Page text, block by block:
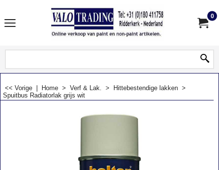
0
<< Vorige Home > Verf & Lak. > Hittebestendige lakken >
Spuitbus Radiatorlak grijs wit